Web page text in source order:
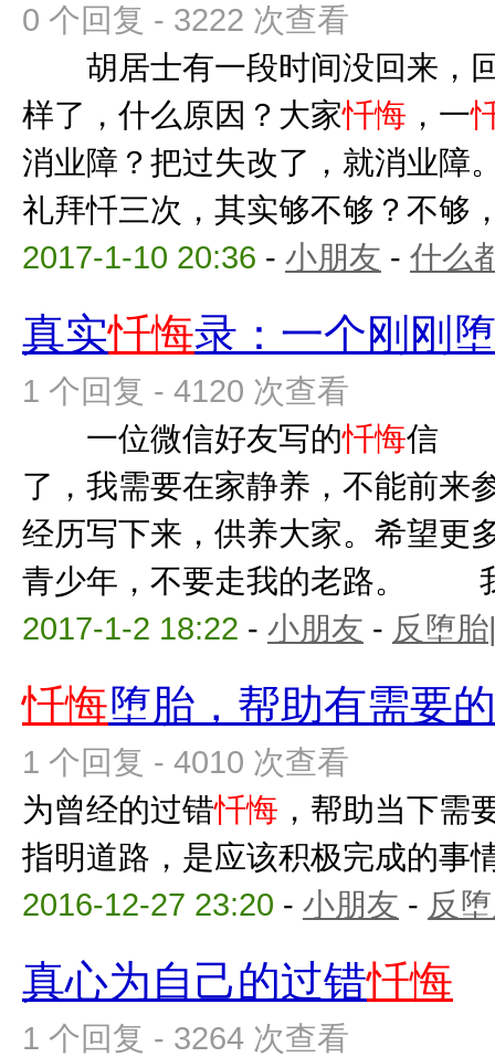
0 个回复 - 3222 次查看
胡居士有一段时间没回来，
样了，什么原因？大家忏悔 ，一
消业障？把过失改了，就消业障
礼拜忏三次，其实够不够？不够
2017-1-10 20:36 - 小朋友 - 什么
真实忏悔录：一个刚刚
1 个回复 - 4120 次查看
一位微信好友写的忏悔信
了，我需要在家静养，不能前来
经历写下来，供养大家。希望更
青少年，不要走我的老路。
2017-1-2 18:22 - 小朋友 - 反堕
忏悔堕胎，帮助有需要
1 个回复 - 4010 次查看
为曾经的过错忏悔 ，帮助当下需
指明道路，是应该积极完成的事
2016-12-27 23:20 - 小朋友 - 反
真心为自己的过错忏悔
1 个回复 - 3264 次查看